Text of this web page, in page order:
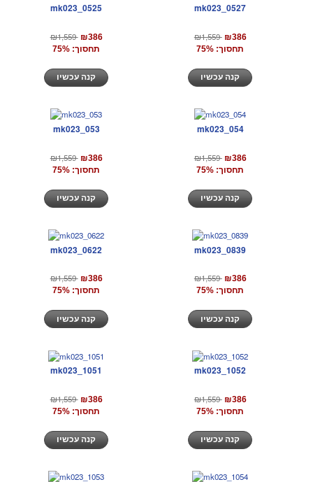
mk023_0525
₪1,559 ₪386
תחסוך: 75%
mk023_0527
₪1,559 ₪386
תחסוך: 75%
mk023_053
₪1,559 ₪386
תחסוך: 75%
mk023_054
₪1,559 ₪386
תחסוך: 75%
mk023_0622
₪1,559 ₪386
תחסוך: 75%
mk023_0839
₪1,559 ₪386
תחסוך: 75%
mk023_1051
₪1,559 ₪386
תחסוך: 75%
mk023_1052
₪1,559 ₪386
תחסוך: 75%